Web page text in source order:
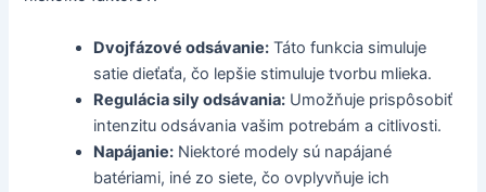
Dvojfázové odsávanie: Táto funkcia simuluje
satie dieťaťa, čo lepšie stimuluje tvorbu mlieka.
Regulácia sily odsávania: Umožňuje prispôsobiť
intenzitu odsávania vašim potrebám a citlivosti.
Napájanie: Niektoré modely sú napájané
batériami, iné zo siete, čo ovplyvňuje ich